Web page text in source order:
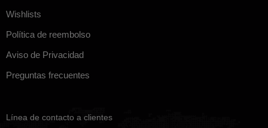
Wishlists
Política de reembolso
Aviso de Privacidad
Preguntas frecuentes
Línea de contacto a clientes